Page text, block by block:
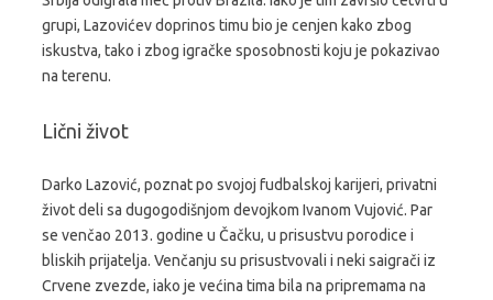
grupi, Lazovićev doprinos timu bio je cenjen kako zbog
iskustva, tako i zbog igračke sposobnosti koju je pokazivao
na terenu.
Lični život
Darko Lazović, poznat po svojoj fudbalskoj karijeri, privatni
život deli sa dugogodišnjom devojkom Ivanom Vujović. Par
se venčao 2013. godine u Čačku, u prisustvu porodice i
bliskih prijatelja. Venčanju su prisustvovali i neki saigrači iz
Crvene zvezde, iako je većina tima bila na pripremama na